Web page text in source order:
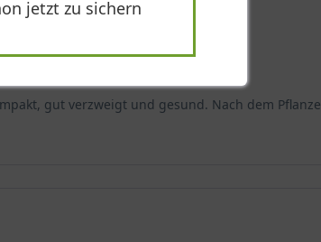
gut verzweigt und gesund. Nach dem
jetzt zu sichern